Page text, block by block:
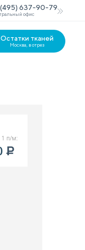
(495) 637-90-79
офис
Остатки тканей
Москва, в отрез
1 п/м: